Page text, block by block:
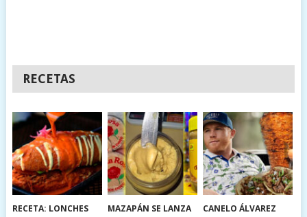
RECETAS
RECETA: LONCHES
MAZAPÁN SE LANZA
CANELO ÁLVAREZ